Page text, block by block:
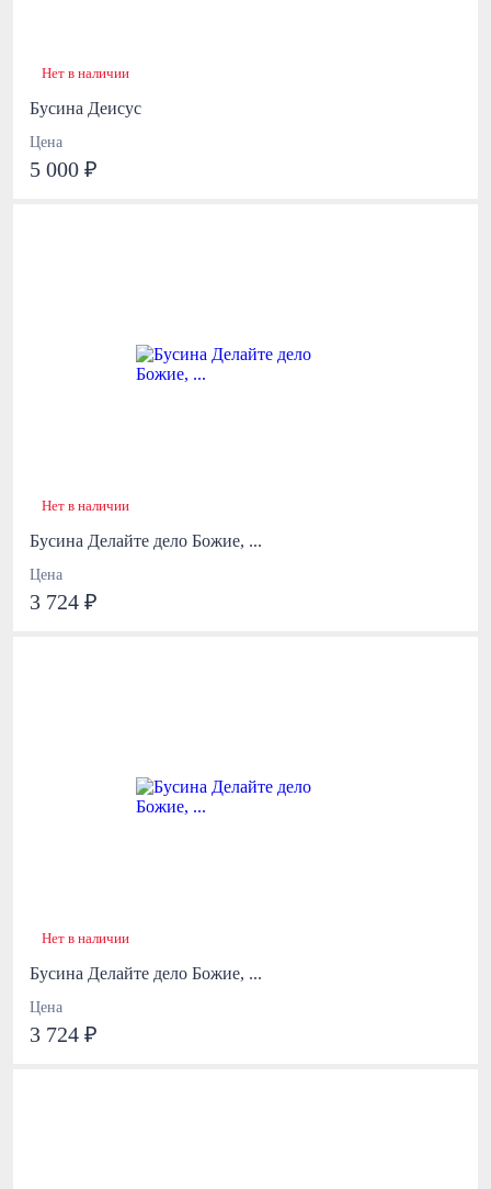
Нет в наличии
Бусина Деисус
Цена
5 000 ₽
Нет в наличии
Бусина Делайте дело Божие, ...
Цена
3 724 ₽
Нет в наличии
Бусина Делайте дело Божие, ...
Цена
3 724 ₽